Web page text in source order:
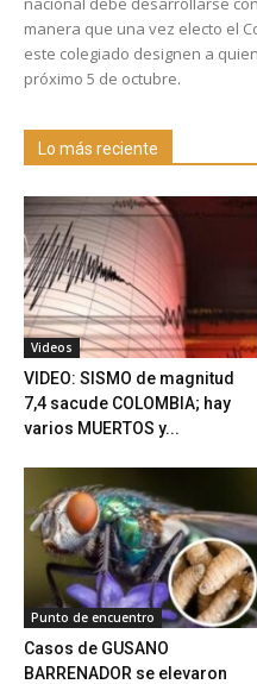
manera que una vez electo el
este colegiado designen a
próximo 5 de octubre.
Lo más reciente
Videos
VIDEO: SISMO de magnitud
7,4 sacude COLOMBIA; hay
varios MUERTOS y...
Punto de encuentro
Casos de GUSANO
BARRENADOR se elevaron